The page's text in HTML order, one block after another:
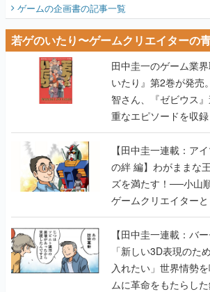
ゲームの企画書の記事一覧
若ゲのいたり〜ゲームクリエイターの
田中圭一のゲーム業
いたり』第2巻が発売
智さん、『ゼビウス
重なエピソードを収録
【田中圭一連載：アイ
の絆 編】わがままな
ズを満たす！──小山
ゲームクリエイター
【若ゲのいたり最終
【田中圭一連載：バ
「新しい3D表現のた
入れたい」世界情勢
ムに革命をもたらし